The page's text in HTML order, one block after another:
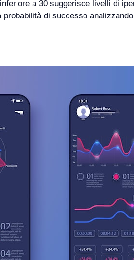
a 30 suggerisce livelli di
di successo